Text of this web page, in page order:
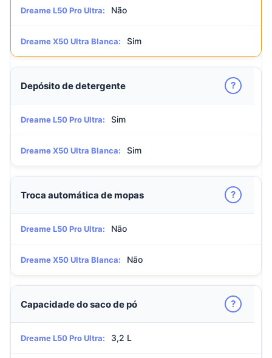
Dreame L50 Pro Ultra: Não
Dreame X50 Ultra Blanca: Sim
Depósito de detergente ?
Dreame L50 Pro Ultra: Sim
Dreame X50 Ultra Blanca: Sim
Troca automática de mopas ?
Dreame L50 Pro Ultra: Não
Dreame X50 Ultra Blanca: Não
Capacidade do saco de pó ?
Dreame L50 Pro Ultra: 3,2 L